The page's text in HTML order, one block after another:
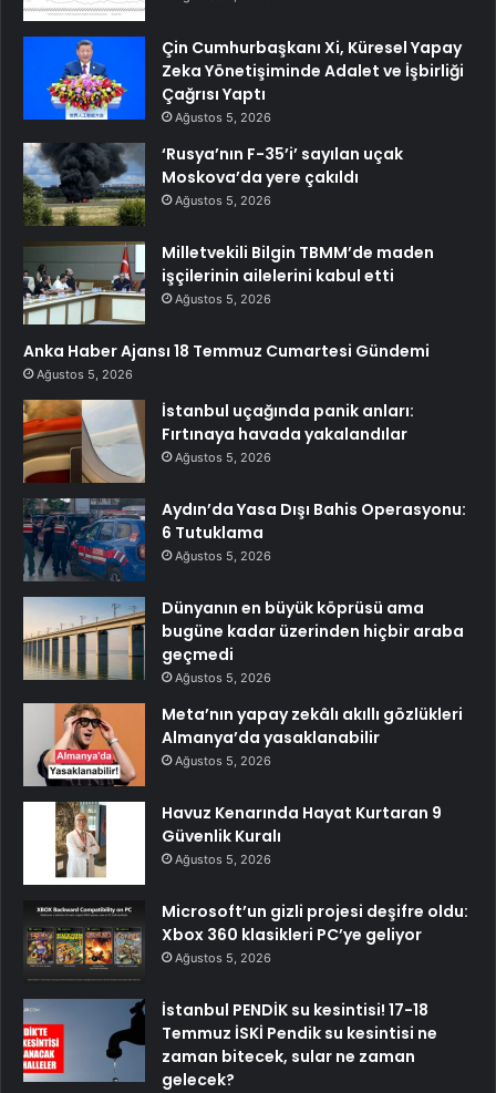
Çin Cumhurbaşkanı Xi, Küresel Yapay
Zeka Yönetişiminde Adalet ve İşbirliği
Çağrısı Yaptı
Ağustos 5, 2026
‘Rusya’nın F-35’i’ sayılan uçak
Moskova’da yere çakıldı
Ağustos 5, 2026
Milletvekili Bilgin TBMM’de maden
işçilerinin ailelerini kabul etti
Ağustos 5, 2026
Anka Haber Ajansı 18 Temmuz Cumartesi Gündemi
Ağustos 5, 2026
İstanbul uçağında panik anları:
Fırtınaya havada yakalandılar
Ağustos 5, 2026
Aydın’da Yasa Dışı Bahis Operasyonu:
6 Tutuklama
Ağustos 5, 2026
Dünyanın en büyük köprüsü ama
bugüne kadar üzerinden hiçbir araba
geçmedi
Ağustos 5, 2026
Meta’nın yapay zekâlı akıllı gözlükleri
Almanya’da yasaklanabilir
Ağustos 5, 2026
Havuz Kenarında Hayat Kurtaran 9
Güvenlik Kuralı
Ağustos 5, 2026
Microsoft’un gizli projesi deşifre oldu:
Xbox 360 klasikleri PC’ye geliyor
Ağustos 5, 2026
İstanbul PENDİK su kesintisi! 17-18
Temmuz İSKİ Pendik su kesintisi ne
zaman bitecek, sular ne zaman
gelecek?